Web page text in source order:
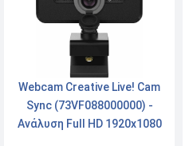
Webcam Creative Live! Cam
Sync (73VF088000000) -
Ανάλυση Full HD 1920x1080